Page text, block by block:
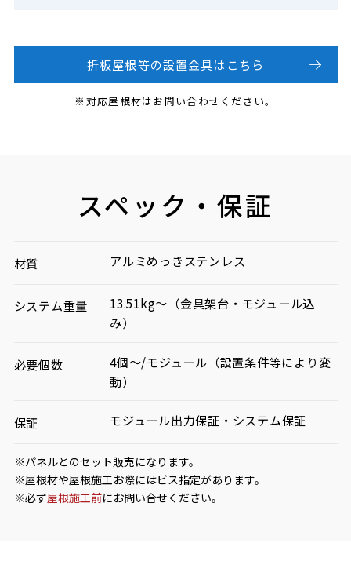
折板屋根等の設置金具はこちら
※対応屋根材はお問い合わせください。
スペック・保証
材質 アルミめっきステンレス
必要個数
4個〜/モジュール（設置条件等により変
動）
システム重量
13.51kg〜（金具架台・モジュール込
み）
保証 モジュール出力保証・システム保証
※パネルとのセット販売になります。
※屋根材や屋根施工お際にはビス指定があります。
※必ず屋根施工前にお問い合せください。